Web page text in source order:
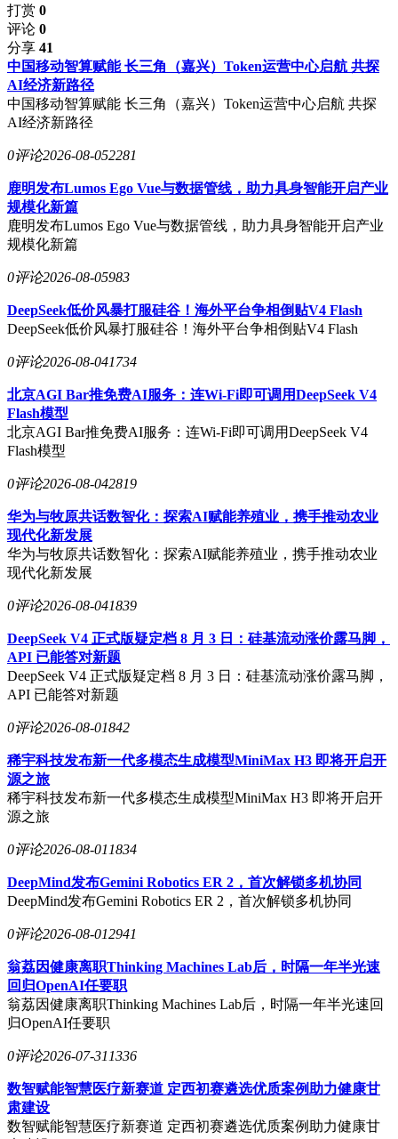
打赏 0
评论 0
分享 41
中国移动智算赋能 长三角（嘉兴）Token运营中心启航 共探
AI经济新路径
中国移动智算赋能 长三角（嘉兴）Token运营中心启航 共探
AI经济新路径
0评论2026-08-052281
鹿明发布Lumos Ego Vue与数据管线，助力具身智能开启产业
规模化新篇
鹿明发布Lumos Ego Vue与数据管线，助力具身智能开启产业
规模化新篇
0评论2026-08-05983
DeepSeek低价风暴打服硅谷！海外平台争相倒贴V4 Flash
DeepSeek低价风暴打服硅谷！海外平台争相倒贴V4 Flash
0评论2026-08-041734
北京AGI Bar推免费AI服务：连Wi-Fi即可调用DeepSeek V4
Flash模型
北京AGI Bar推免费AI服务：连Wi-Fi即可调用DeepSeek V4
Flash模型
0评论2026-08-042819
华为与牧原共话数智化：探索AI赋能养殖业，携手推动农业
现代化新发展
华为与牧原共话数智化：探索AI赋能养殖业，携手推动农业
现代化新发展
0评论2026-08-041839
DeepSeek V4 正式版疑定档 8 月 3 日：硅基流动涨价露马脚，
API 已能答对新题
DeepSeek V4 正式版疑定档 8 月 3 日：硅基流动涨价露马脚，
API 已能答对新题
0评论2026-08-01842
稀宇科技发布新一代多模态生成模型MiniMax H3 即将开启开
源之旅
稀宇科技发布新一代多模态生成模型MiniMax H3 即将开启开
源之旅
0评论2026-08-01 1834
DeepMind发布Gemini Robotics ER 2，首次解锁多机协同
DeepMind发布Gemini Robotics ER 2，首次解锁多机协同
0评论2026-08-012941
翁荔因健康离职Thinking Machines Lab后，时隔一年半光速
回归OpenAI任要职
翁荔因健康离职Thinking Machines Lab后，时隔一年半光速回
归OpenAI任要职
0评论2026-07-31 1336
数智赋能智慧医疗新赛道 定西初赛遴选优质案例助力健康甘
肃建设
数智赋能智慧医疗新赛道 定西初赛遴选优质案例助力健康甘